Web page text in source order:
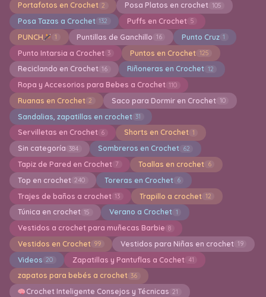
Portafotos en Crochet 2 Posa Platos en crochet 105
Posa Tazas a Crochet 132 Puffs en Crochet 5
PUNCH 1 Puntillas de Ganchillo 16 Punto Cruz 1
Punto Intarsia a Crochet 3 Puntos en Crochet 125
Reciclando en Crochet 16 Riñoneras en Crochet 12
Ropa y Accesorios para Bebes a Crochet 110
Ruanas en Crochet 2 Saco para Dormir en Crochet 10
Sandalias, zapatillas en crochet 31
Servilletas en Crochet 6 Shorts en Crochet 1
Sin categoría 384 Sombreros en Crochet 62
Tapiz de Pared en Crochet 7 Toallas en crochet 6
Top en crochet 240 Toreras en Crochet 6
Trajes de baños a crochet 13 Trapillo a crochet 12
Túnica en crochet 15 Verano a Crochet 1
Vestidos a crochet para muñecas Barbie 8
Vestidos en Crochet 99 Vestidos para Niñas en crochet 19
Videos 20 Zapatillas y Pantuflas a Cochet 41
zapatos para bebés a crochet 36
Crochet Inteligente Consejos y Técnicas 21